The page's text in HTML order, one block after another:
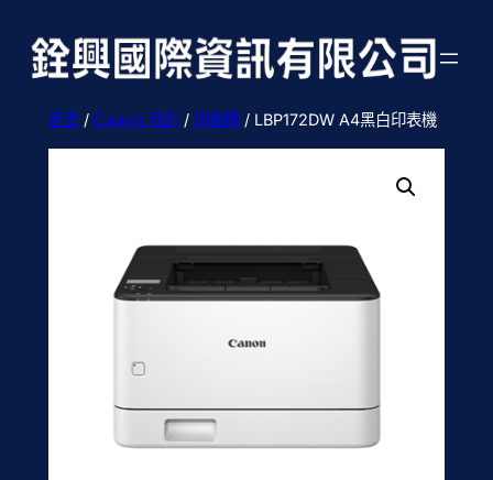
首頁/ Canon 佳能/ 印表機/ LBP172DW A4黑白印表機